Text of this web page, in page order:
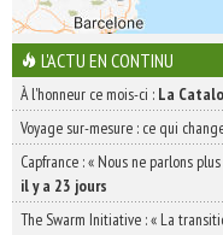
L'ACTU EN CONTINU
À l'honneur ce mois-ci : La
Voyage sur-mesure : ce qui
Capfrance : « Nous ne parlons
il y a 23 jours
The Swarm Initiative : « La